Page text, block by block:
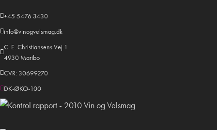
+45 5476 3430
info@vinogvelsmag.dk
C. E. Christiansens Vej 1
4930 Maribo
CVR: 30699270
DK-ØKO-100